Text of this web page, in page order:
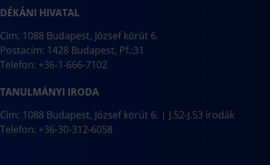
DÉKÁNI HIVATAL
Cím: 1088 Budapest, József körút 6.
Postacím: 1428 Budapest, Pf.:31
Telefon: +36-1-666-7102
TANULMÁNYI IRODA
Cím: 1088 Budapest, József körút 6. | J.52-J.53 irodák
Telefon: +36-30-312-6058